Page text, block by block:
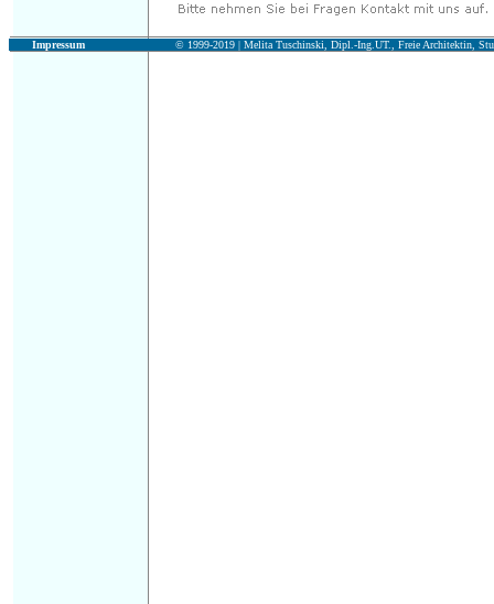
Impressum © 1999-2019 | Melita Tuschinski, Dipl.-Ing.UT., Freie Architektin,